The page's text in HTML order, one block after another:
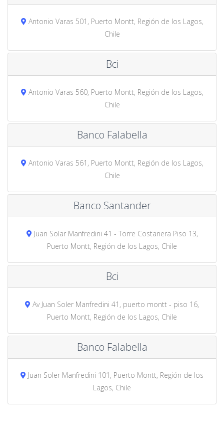
Antonio Varas 501, Puerto Montt, Región de los Lagos,
Chile
Bci
Antonio Varas 560, Puerto Montt, Región de los Lagos,
Chile
Banco Falabella
Antonio Varas 561, Puerto Montt, Región de los Lagos,
Chile
Banco Santander
Juan Solar Manfredini 41 - Torre Costanera Piso 13,
Puerto Montt, Región de los Lagos, Chile
Bci
Av Juan Soler Manfredini 41, puerto montt - piso 16,
Puerto Montt, Región de los Lagos, Chile
Banco Falabella
Juan Soler Manfredini 101, Puerto Montt, Región de los
Lagos, Chile